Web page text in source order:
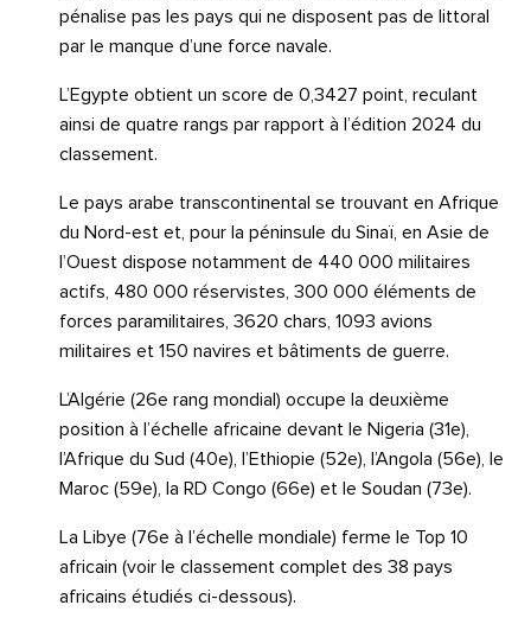
pénalise pas les pays qui ne disposent pas de littoral
par le manque d’une force navale.
L’Egypte obtient un score de 0,3427 point, reculant
ainsi de quatre rangs par rapport à l’édition 2024 du
classement.
Le pays arabe transcontinental se trouvant en Afrique
du Nord-est et, pour la péninsule du Sinaï, en Asie de
l’Ouest dispose notamment de 440 000 militaires
actifs, 480 000 réservistes, 300 000 éléments de
forces paramilitaires, 3620 chars, 1093 avions
militaires et 150 navires et bâtiments de guerre.
L’Algérie (26e rang mondial) occupe la deuxième
position à l’échelle africaine devant le Nigeria (31e),
l’Afrique du Sud (40e), l’Ethiopie (52e), l’Angola (56e), le
Maroc (59e), la RD Congo (66e) et le Soudan (73e).
La Libye (76e à l’échelle mondiale) ferme le Top 10
africain (voir le classement complet des 38 pays
africains étudiés ci-dessous).